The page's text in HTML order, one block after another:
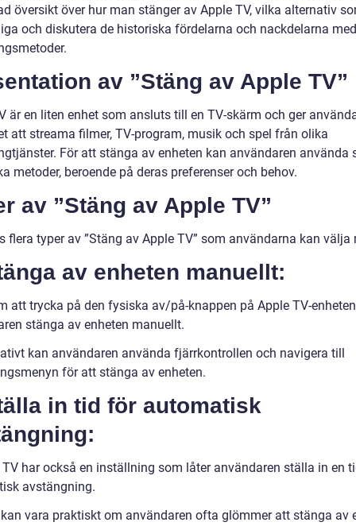
översikt över hur man stänger av Apple TV, vilka alternativ
och diskutera de historiska fördelarna och nackdelarna
av ”Stäng av Apple TV”
är en liten enhet som ansluts till en TV-skärm och ger
att streama filmer, TV-program, musik och spel från olika
För att stänga av enheten kan användaren använda
metoder, beroende på deras preferenser och behov.
av ”Stäng av Apple TV”
flera typer av ”Stäng av Apple TV” som användarna kan välja
av enheten manuellt:
att trycka på den fysiska av/på-knappen på Apple TV-
stänga av enheten manuellt.
kan användaren använda fjärrkontrollen och navigera till
för att stänga av enheten.
in tid för automatisk
har också en inställning som låter användaren ställa in en
avstängning.
vara praktiskt om användaren ofta glömmer att stänga av